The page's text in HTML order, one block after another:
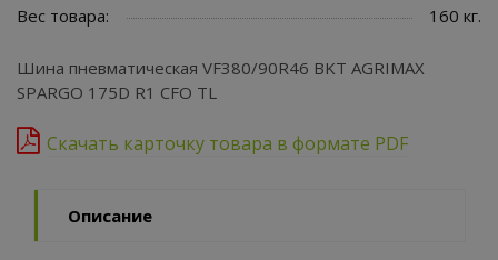
Вес товара:
160 кг.
Шина пневматическая VF380/90R46 BKT AGRIMAX
SPARGO 175D R1 CFO TL
Скачать карточку товара в формате PDF
Описание